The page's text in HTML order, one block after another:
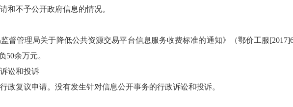
不予公开政府信息的情况。
管理局关于降低公共资源交易平台信息服务收费标准的通知》（鄂价工服
50余万元。
讼和投诉
复议申请。没有发生针对信息公开事务的行政诉讼和投诉。